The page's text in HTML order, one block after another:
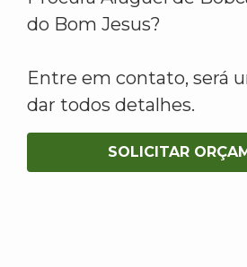
do Bom Jesus?
Entre em contato, será
dar todos detalhes.
SOLICITAR